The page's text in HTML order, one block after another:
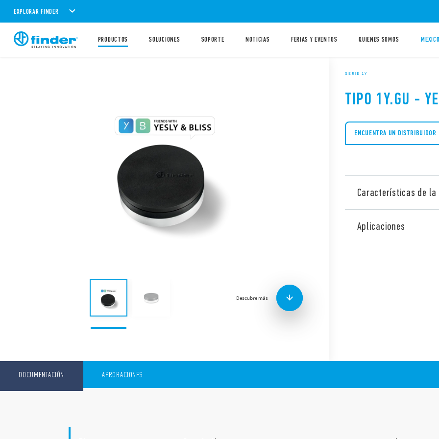
EXPLORAR FINDER
PRODUCTOS SOLUCIONES SOPORTE NOTICIAS FERIAS Y EVENTOS QUIENES SOMOS
Descubre más
SERIE 1Y
TIPO 1Y.GU -
ENCUENTRA UN DISTRIBUIDOR
Características de la
desde cualquier lugar del
olvidadas o persianas
gestionarlos, lea nuestro Aviso de
Aplicaciones
DOCUMENTACIÓN APROBACIONES